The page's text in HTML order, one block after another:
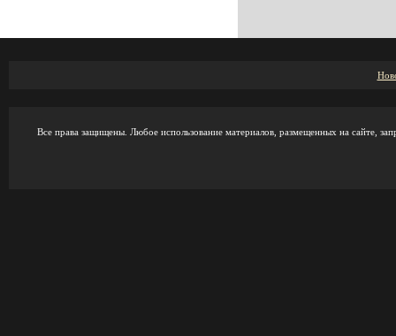
Все права защищены. Любое использование материалов, размещенных на сайте,